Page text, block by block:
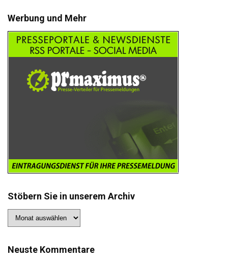
Werbung und Mehr
Stöbern Sie in unserem Archiv
Sie
Archiv
Neuste Kommentare